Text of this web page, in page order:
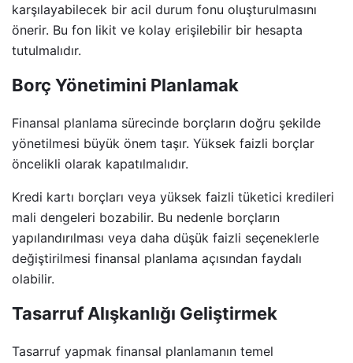
karşılayabilecek bir acil durum fonu oluşturulmasını
önerir. Bu fon likit ve kolay erişilebilir bir hesapta
tutulmalıdır.
Borç Yönetimini Planlamak
Finansal planlama sürecinde borçların doğru şekilde
yönetilmesi büyük önem taşır. Yüksek faizli borçlar
öncelikli olarak kapatılmalıdır.
Kredi kartı borçları veya yüksek faizli tüketici kredileri
mali dengeleri bozabilir. Bu nedenle borçların
yapılandırılması veya daha düşük faizli seçeneklerle
değiştirilmesi finansal planlama açısından faydalı
olabilir.
Tasarruf Alışkanlığı Geliştirmek
Tasarruf yapmak finansal planlamanın temel